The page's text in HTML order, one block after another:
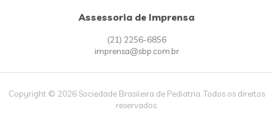
Assessoria de Imprensa
(21) 2256-6856
imprensa@sbp.com.br
Copyright © 2026 Sociedade Brasileira de Pediatria. Todos os direitos
reservados.